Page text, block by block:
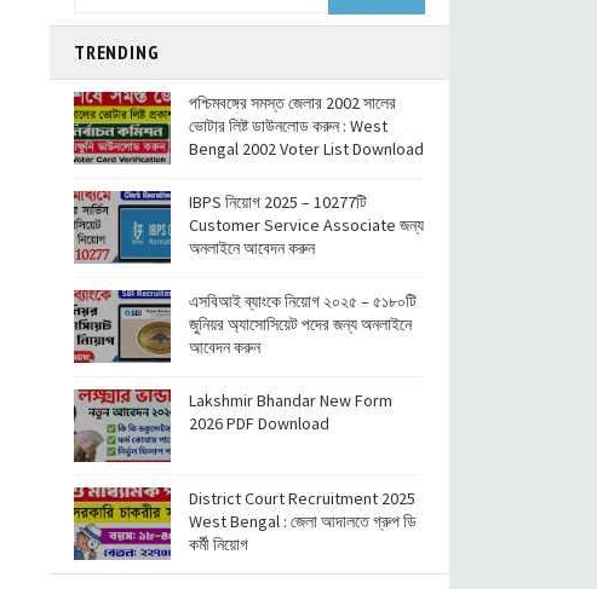
TRENDING
পশ্চিমবঙ্গের সমস্ত জেলার 2002 সালের
ভোটার লিষ্ট ডাউনলোড করুন : West
Bengal 2002 Voter List Download
IBPS নিয়োগ 2025 – 10277টি
Customer Service Associate জন্য
অনলাইনে আবেদন করুন
এসবিআই ব্যাংকে নিয়োগ ২০২৫ – ৫১৮০টি
জুনিয়র অ্যাসোসিয়েট পদের জন্য অনলাইনে
আবেদন করুন
Lakshmir Bhandar New Form
2026 PDF Download
District Court Recruitment 2025
West Bengal : জেলা আদালতে গ্রুপ ডি
কর্মী নিয়োগ